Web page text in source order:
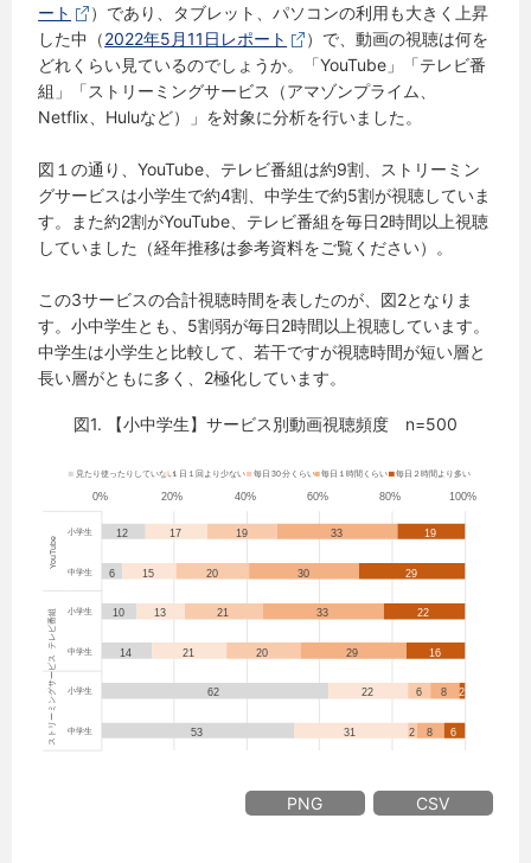
ート
）であり、タブレット、パソコンの利用も大きく上昇
した中（2022年5月11日レポート
）で、動画の視聴は何を
どれくらい見ているのでしょうか。「YouTube」「テレビ番
組」「ストリーミングサービス（アマゾンプライム、
Netflix、Huluなど）」を対象に分析を行いました。
図１の通り、YouTube、テレビ番組は約9割、ストリーミン
グサービスは小学生で約4割、中学生で約5割が視聴していま
す。また約2割がYouTube、テレビ番組を毎日2時間以上視聴
していました（経年推移は参考資料をご覧ください）。
この3サービスの合計視聴時間を表したのが、図2となりま
す。小中学生とも、5割弱が毎日2時間以上視聴しています。
中学生は小学生と比較して、若干ですが視聴時間が短い層と
長い層がともに多く、2極化しています。
図1. 【小中学生】サービス別動画視聴頻度 n=500
PNG CSV